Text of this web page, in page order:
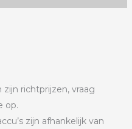
richtprijzen, vraag
op.
zijn afhankelijk van